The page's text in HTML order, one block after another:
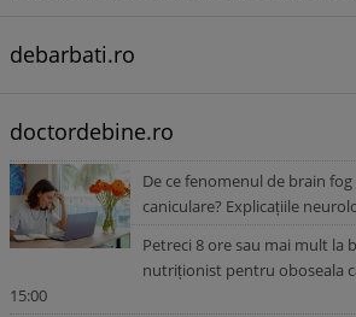
debarbati.ro
doctordebine.ro
De ce fenomenul de brain
caniculare? Explicațiile
Petreci 8 ore sau mai mult la
nutriționist pentru oboseala
15:00